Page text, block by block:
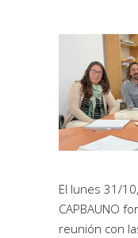
El lunes 31/
CAPBAUNO
reunión con